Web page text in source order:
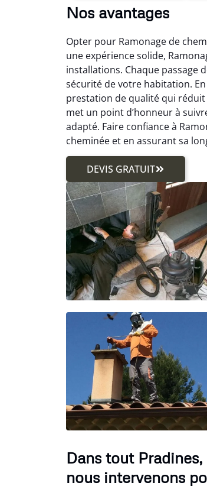
Nos avantages
Opter pour Ramonage de
une expérience solide,
installations. Chaque passage
sécurité de votre habitation.
prestation de qualité qui réduit
met un point d’honneur à
adapté. Faire confiance à
cheminée et en assurant sa
DEVIS GRATUIT
Dans tout
nous intervenons